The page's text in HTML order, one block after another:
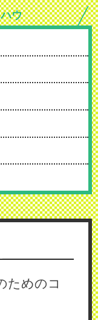
ウ
ためのコ